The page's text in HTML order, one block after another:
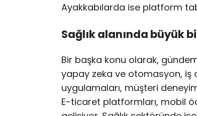
Ayakkabılarda ise platform
Sağlık alanında büyük
Bir başka konu olarak,
yapay zeka ve otomasyon, iş
uygulamaları, müşteri
E-ticaret platformları, mobil